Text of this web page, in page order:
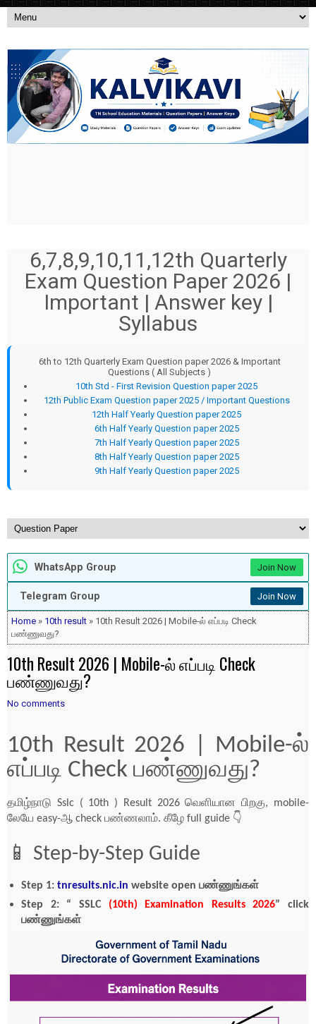
6,7,8,9,10,11,12th Quarterly
Exam Question Paper 2026 |
Important | Answer key |
Syllabus
6th to 12th Quarterly Exam Question paper 2026 & Important
Questions ( All Subjects )
10th Std - First Revision Question paper 2025
12th Public Exam Question paper 2025 / Important Questions
12th Half Yearly Question paper 2025
6th Half Yearly Question paper 2025
7th Half Yearly Question paper 2025
8th Half Yearly Question paper 2025
9th Half Yearly Question paper 2025
WhatsApp Group Join Now
Telegram Group Join Now
Home » 10th result » 10th Result 2026 | Mobile-ல் எப்படி Check
பண்ணுவது?
10th Result 2026 | Mobile-ல் எப்படி Check
பண்ணுவது?
No comments
10th Result 2026 | Mobile-ல்
எப்படி Check பண்ணுவது?
தமிழ்நாடு Sslc ( 10th ) Result 2026 வெளியான பிறகு, mobile-
லேயே easy-ஆ check பண்ணலாம். கீழே full guide 👇
📱 Step-by-Step Guide
Step 1: tnresults.nic.in website open பண்ணுங்கள்
Step 2: “ SSLC (10th) Examination Results 2026” click
பண்ணுங்கள்